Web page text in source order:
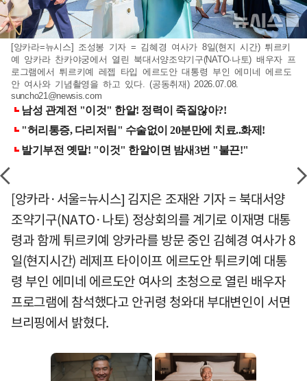
[앙카라=뉴시스] 조성봉 기자 = 김혜경 여사가 8일(현지 시간) 튀르키
예 앙카라 찬카야궁에서 열린 북대서양조약기구(NATO·나토) 배우자 프
로그램에서 튀르키예 레젭 타입 에르도안 대통령 부인 에미네 에르도
안 여사와 기념촬영을 하고 있다. (공동취재) 2026.07.08.
suncho21@newsis.com
[앙카라·서울=뉴시스] 김지은 조재완 기자 = 북대서양
조약기구(NATO·나토) 정상회의를 계기로 이재명 대통
령과 함께 튀르키예 앙카라를 방문 중인 김혜경 여사가 8
일(현지시간) 레제프 타이이프 에르도안 튀르키예 대통
령 부인 에미네 에르도안 여사의 초청으로 열린 배우자
프로그램에 참석했다고 안귀령 청와대 부대변인이 서면
브리핑에서 밝혔다.